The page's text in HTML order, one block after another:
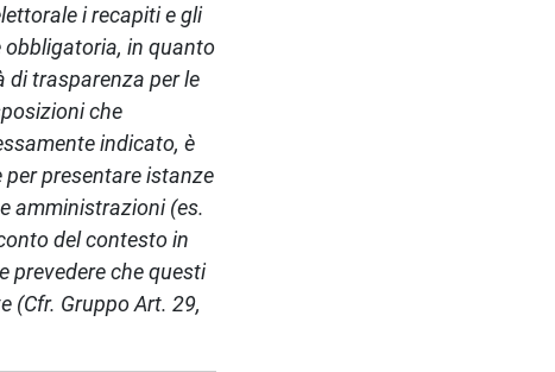
i recapiti e gli
in quanto
di trasparenza per le
che
indicato, è
presentare istanze
amministrazioni (es.
del contesto in
prevedere che questi
(Cfr. Gruppo Art. 29,